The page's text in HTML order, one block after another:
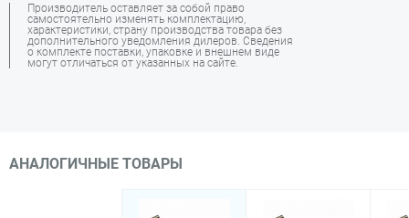
Производитель оставляет за собой право
самостоятельно изменять комплектацию,
характеристики, страну производства товара без
дополнительного уведомления дилеров. Сведения
о комплекте поставки, упаковке и внешнем виде
могут отличаться от указанных на сайте.
АНАЛОГИЧНЫЕ ТОВАРЫ